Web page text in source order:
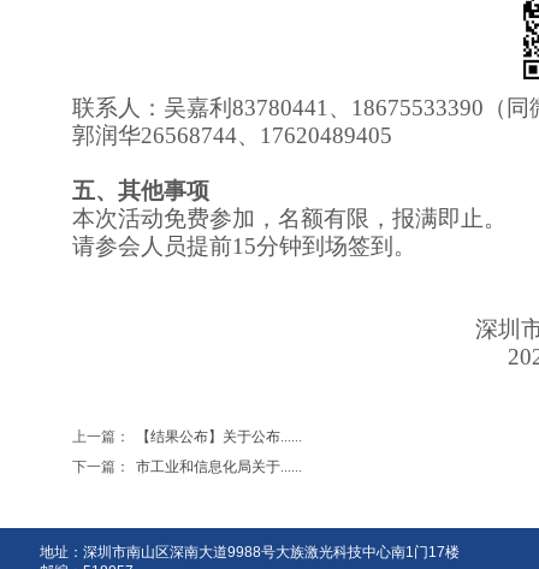
联系人： 吴嘉利 83780441、18675533390（同
郭润华26568744、17620489405
五、其他事项
本次活动免费参加，名额有限，报满即止。
请参会人员提前15分钟到场签到。
深圳
上一篇：
【结果公布】关于公布......
下一篇：
市工业和信息化局关于......
地址：深圳市南山区深南大道9988号大族激光科技中心南1门17楼